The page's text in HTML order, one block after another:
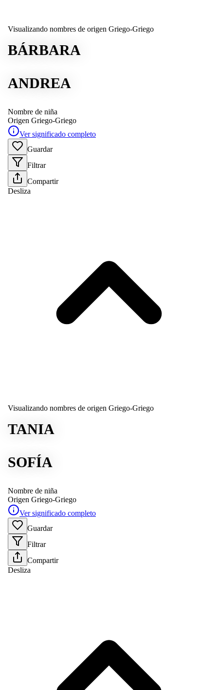
Visualizando nombres de origen Griego-Griego
BÁRBARA
ANDREA
Nombre de niña
Origen Griego-Griego
Ver significado completo
Guardar
Filtrar
Compartir
Desliza
Visualizando nombres de origen Griego-Griego
TANIA
SOFÍA
Nombre de niña
Origen Griego-Griego
Ver significado completo
Guardar
Filtrar
Compartir
Desliza